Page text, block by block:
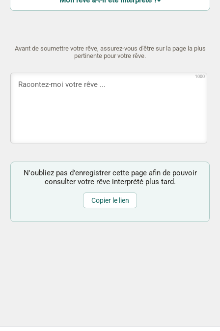
Avant de soumettre votre rêve, assurez-vous d'être sur la page la plus
pertinente pour votre rêve.
1000
N'oubliez pas d'enregistrer cette page afin de pouvoir
consulter votre rêve interprété plus tard.
Copier le lien